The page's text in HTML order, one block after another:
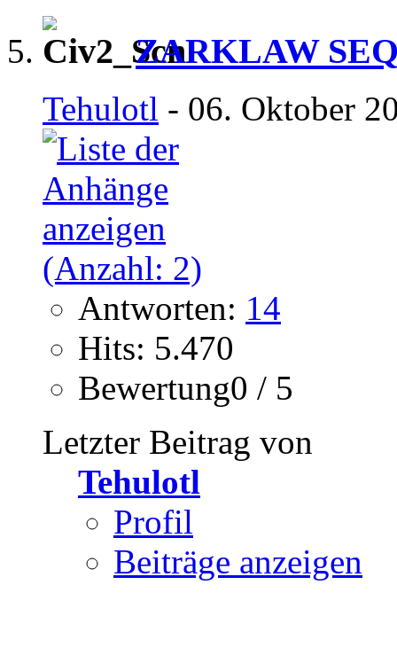
ZARKLAW
Tehulotl - 06. Oktober
Antworten: 14
Hits: 5.470
Bewertung0 / 5
Letzter Beitrag von
Tehulotl
Profil
Beiträge anzeigen